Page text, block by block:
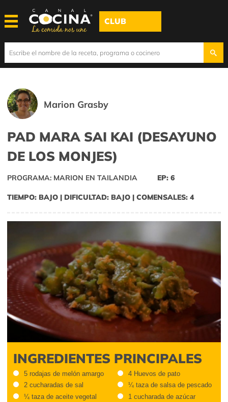
CLUB
Marion Grasby
PAD MARA SAI KAI (DESAYUNO
DE LOS MONJES)
PROGRAMA: MARION EN TAILANDIA EP: 6
TIEMPO: BAJO | DIFICULTAD: BAJO | COMENSALES: 4
INGREDIENTES PRINCIPALES
5 rodajas de melón amargo
2 cucharadas de sal
¼ taza de aceite vegetal
4 Huevos de pato
¼ taza de salsa de pescado
1 cucharada de azúcar